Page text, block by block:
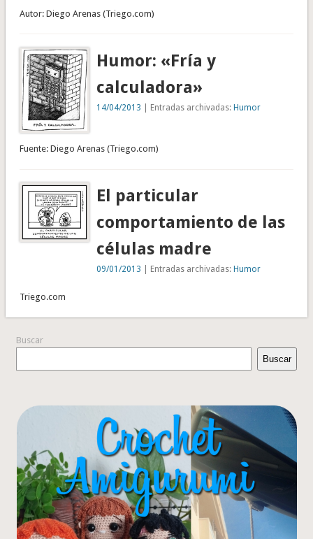
Autor: Diego Arenas (Triego.com)
Humor: «Fría y
calculadora»
14/04/2013 | Entradas archivadas:Humor
Fuente: Diego Arenas (Triego.com)
El particular
comportamiento de las
células madre
09/01/2013 | Entradas archivadas: Humor
Triego.com
Buscar
Buscar